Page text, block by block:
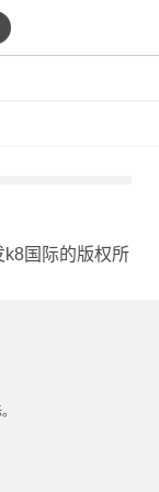
国际的版权所